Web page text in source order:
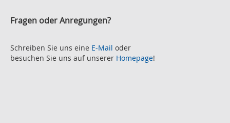
Oktober 2
August 2
Juli 2
Fragen oder Anregungen?
Schreiben Sie uns eine E-Mail oder
besuchen Sie uns auf unserer Homepage!